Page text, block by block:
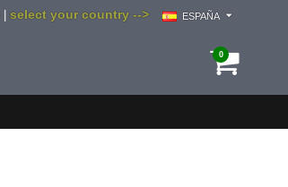
select your country --> ESPAÑA
0